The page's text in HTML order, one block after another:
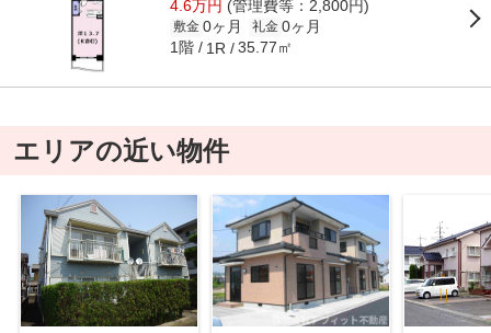
4.6万円 (管理費等：2,800円)
敷金 0ヶ月 礼金 0ヶ月
1階 1R 35.77㎡
エリアの近い物件